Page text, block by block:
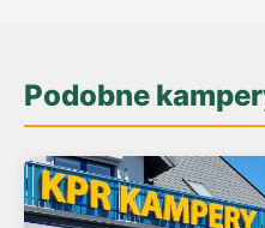
Podobne